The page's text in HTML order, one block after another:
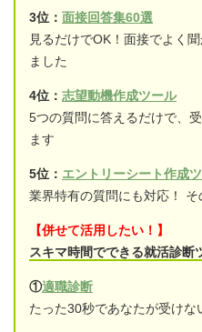
3位： 面接回答集60選
見るだけでOK！面接でよく
ました
4位： 志望動機作成ツール
5つの質問に答えるだけで、
ます
5位： エントリーシート作成
業界特有の質問にも対応！
【併せて活用したい！】
スキマ時間でできる就活診断
①適職診断
たった30秒であなたが受け